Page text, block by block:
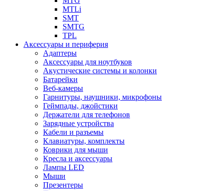
MTLi
SMT
SMTG
TPL
Аксессуары и периферия
Адаптеры
Аксессуары для ноутбуков
Акустические системы и колонки
Батарейки
Веб-камеры
Гарнитуры, наушники, микрофоны
Геймпады, джойстики
Держатели для телефонов
Зарядные устройства
Кабели и разъемы
Клавиатуры, комплекты
Коврики для мыши
Кресла и аксессуары
Лампы LED
Мыши
Презентеры